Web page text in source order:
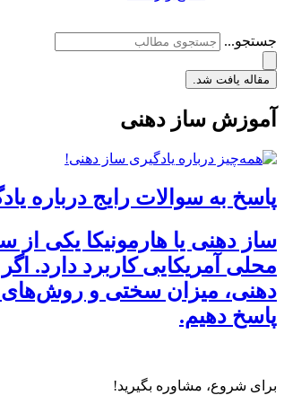
جستجو...
مقاله یافت شد.
آموزش ساز دهنی
پاسخ به سوالات رایج درباره
ساز دهنی یا هارمونیکا یکی
محلی آمریکایی کاربرد دارد.
دهنی، میزان سختی و روش‌های
پاسخ دهیم.
برای شروع، مشاوره بگیرید!